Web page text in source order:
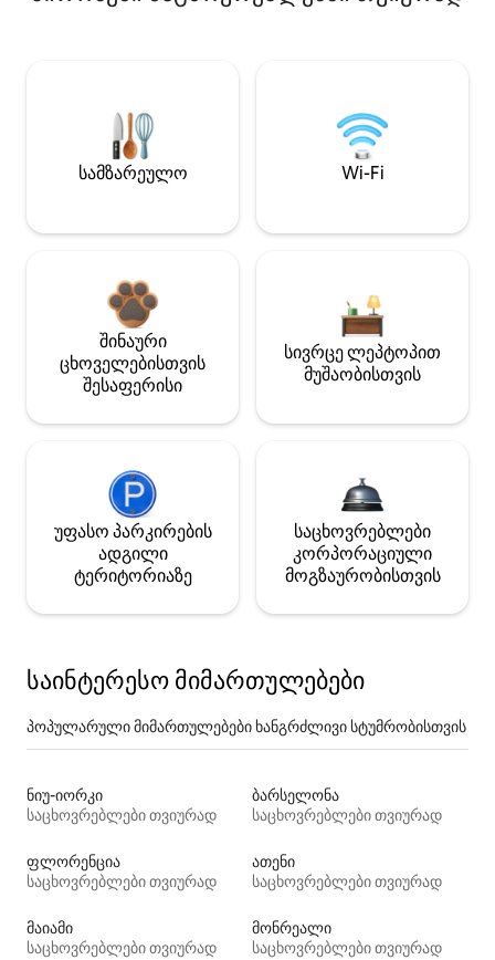
სამზარეულო Wi-Fi
შინაური
ცხოველებისთვის
შესაფერისი
სივრცე ლეპტოპით
მუშაობისთვის
უფასო პარკირების
ადგილი
ტერიტორიაზე
საცხოვრებლები
კორპორაციული
მოგზაურობისთვის
საინტერესო მიმართულებები
პოპულარული მიმართულებები ხანგრძლივი სტუმრობისთვის
ნიუ-იორკი
საცხოვრებლები თვიურად
ბარსელონა
საცხოვრებლები თვიურად
ფლორენცია
საცხოვრებლები თვიურად
ათენი
საცხოვრებლები თვიურად
მაიამი
საცხოვრებლები თვიურად
მონრეალი
საცხოვრებლები თვიურად